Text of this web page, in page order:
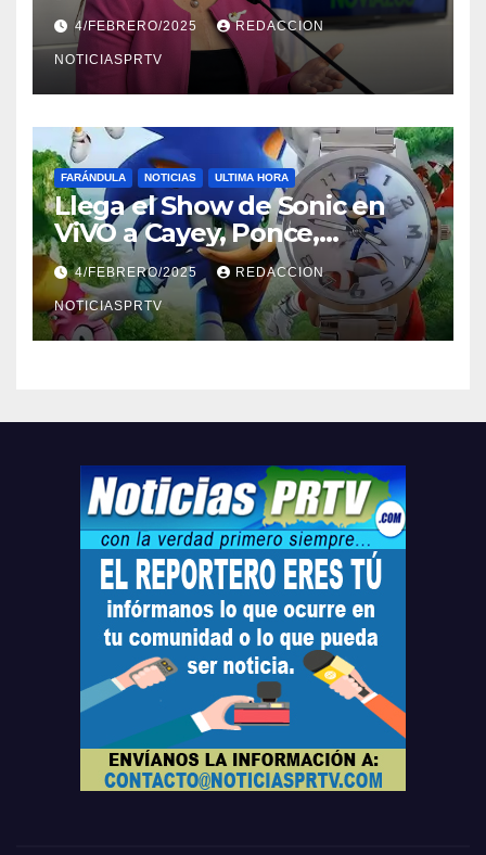
violencia en el noviazgo
4/FEBRERO/2025 REDACCION
NOTICIASPRTV
FARÁNDULA NOTICIAS ULTIMA HORA
Llega el Show de Sonic en
ViVO a Cayey, Ponce,
Barceloneta y Humacao,
Relojes gratis para el que
compre ahora….
4/FEBRERO/2025 REDACCION
NOTICIASPRTV